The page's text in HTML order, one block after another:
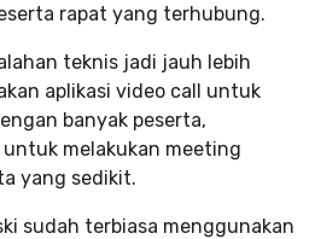
rapat yang terhubung.
teknis jadi jauh lebih
aplikasi video call untuk
banyak peserta,
melakukan meeting
yang sedikit.
sudah terbiasa menggunakan